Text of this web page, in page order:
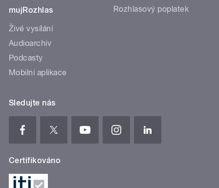
mujRozhlas
Živé vysílání
Audioarchiv
Podcasty
Mobilní aplikace
Rozhlasový poplatek
Sledujte nás
Certifikováno